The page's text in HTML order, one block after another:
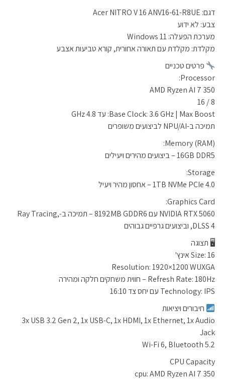
דגם: Acer NITRO V 16 ANV16-61-R8UE
צבע: לא ידוע
מערכת הפעלה: Windows 11
מקלדת: מקלדת עם תאורה אחורית, קורא טביעות אצבע
פרטים טכניים
Processor:
AMD Ryzen AI 7 350
8 / 16
Base Clock: 3.6 GHz | Max Boost: עד 4.8 GHz
תמיכה ב-NPU/AI לביצועים משופרים
Memory (RAM):
16GB DDR5 – ביצועים מהירים ויעילים
Storage:
1TB NVMe PCIe 4.0 – אחסון מהיר ויעיל
Graphics Card:
NVIDIA RTX 5060 עם 8192MB GDDR6 – תמיכה ב-Ray Tracing,
DLSS 4, וביצועים גרפיים גבוהים
🖥 תצוגה
Size: 16 אינץ'
Resolution: 1920×1200 WUXGA
Refresh Rate: 180Hz – חווית משחקים חלקה ומהירה
Technology: IPS עם יחס צד 16:10
חיבורים ויציאות
3x USB 3.2 Gen 2, 1x USB-C, 1x HDMI, 1x Ethernet, 1x Audio
Jack
Wi-Fi 6, Bluetooth 5.2
CPU Capacity
cpu: AMD Ryzen AI 7 350